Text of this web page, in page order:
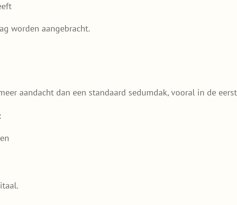
worden aangebracht.
aandacht dan een standaard sedumdak, vooral in de